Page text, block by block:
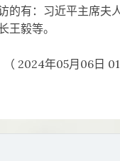
有：习近平主席夫人
王毅等。
2024年05月06日 01